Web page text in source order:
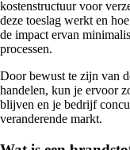
kostenstructuur voor
deze toeslag werkt en
de impact ervan
processen.
Door bewust te zijn van
handelen, kun je ervoor
blijven en je bedrijf
veranderende markt.